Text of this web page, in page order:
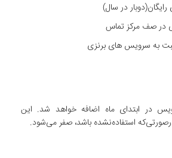
در سال)
در صف مرکز تماس
به سرویس های برنزی
در ابتدای ماه اضافه خواهد شد. این
استفاده‌نشده باشد، صفر می‌شود.